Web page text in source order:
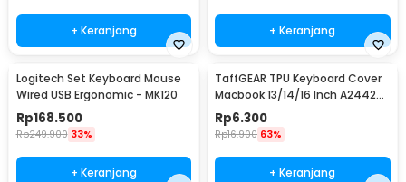
+ Keranjang + Keranjang
Logitech Set Keyboard Mouse
Wired USB Ergonomic - MK120
Rp168.500
Rp249.900 33%
+ Keranjang
TaffGEAR TPU Keyboard Cover
Macbook 13/14/16 Inch A2442
A2485 A2681 - LK20
Rp6.300
Rp16.900 63%
+ Keranjang